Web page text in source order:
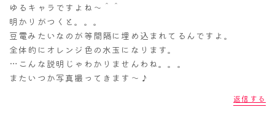
ゆるキャラですよね～＾＾
明かりがつくと。。。
豆電みたいなのが等間隔に埋め込まれてるんですよ。
全体的にオレンジ色の水玉になります。
…こんな説明じゃわかりませんわね。。。
またいつか写真撮ってきます～♪
返信する